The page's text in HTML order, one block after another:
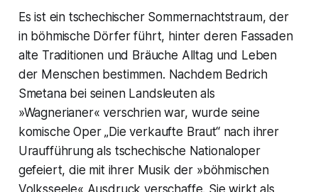
Es ist ein tschechischer Sommernachtstraum, der
in böhmische Dörfer führt, hinter deren Fassaden
alte Traditionen und Bräuche Alltag und Leben
der Menschen bestimmen. Nachdem Bedrich
Smetana bei seinen Landsleuten als
»Wagnerianer« verschrien war, wurde seine
komische Oper „Die verkaufte Braut“ nach ihrer
Uraufführung als tschechische Nationaloper
gefeiert, die mit ihrer Musik der »böhmischen
Volksseele« Ausdruck verschaffe. Sie wirkt als